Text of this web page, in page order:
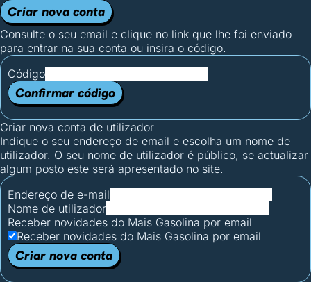
Criar nova conta
Consulte o seu email e clique no link que lhe foi enviado
para entrar na sua conta ou insira o código.
Código
Confirmar código
Criar nova conta de utilizador
Indique o seu endereço de email e escolha um nome de
utilizador. O seu nome de utilizador é público, se actualizar
algum posto este será apresentado no site.
Endereço de e-mail
Nome de utilizador
Receber novidades do Mais Gasolina por email
Receber novidades do Mais Gasolina por email
Criar nova conta